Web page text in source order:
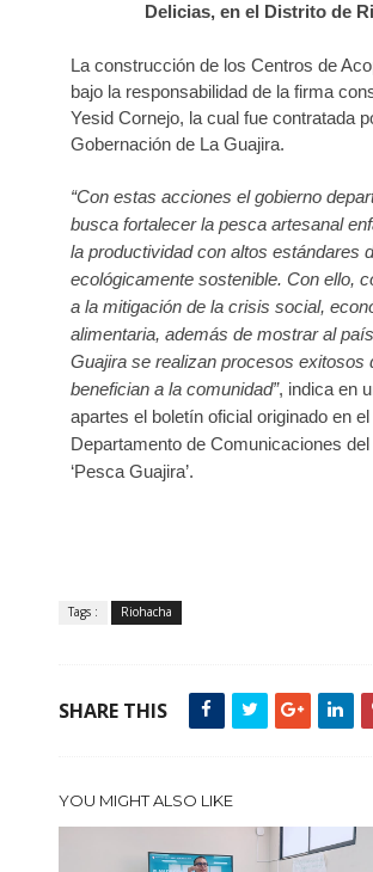
Delicias, en el Distrito de
La construcción de los Centros de
bajo la responsabilidad de la firma
Yesid Cornejo, la cual fue contratada
Gobernación de La Guajira.
“Con estas acciones el gobierno
busca fortalecer la pesca artesanal
la productividad con altos estándares
ecológicamente sostenible. Con ello,
a la mitigación de la crisis social,
alimentaria, además de mostrar al
Guajira se realizan procesos exitosos
benefician a la comunidad”, indica en
apartes el boletín oficial originado en el
Departamento de Comunicaciones
‘Pesca Guajira’.
Tags : Riohacha
SHARE THIS
YOU MIGHT ALSO LIKE